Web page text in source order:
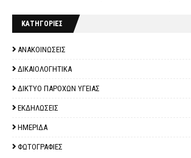
ΚΑΤΗΓΟΡΙΕΣ
ΑΝΑΚΟΙΝΩΣΕΙΣ
ΔΙΚΑΙΟΛΟΓΗΤΙΚΑ
ΔΙΚΤΥΟ ΠΑΡΟΧΩΝ ΥΓΕΙΑΣ
ΕΚΔΗΛΩΣΕΙΣ
ΗΜΕΡΙΔΑ
ΦΩΤΟΓΡΑΦΙΕΣ